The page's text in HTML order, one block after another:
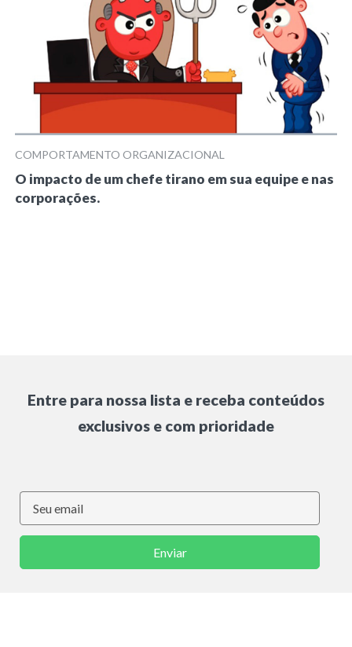
COMPORTAMENTO ORGANIZACIONAL
O impacto de um chefe tirano em sua equipe e nas
corporações.
Entre para nossa lista e receba conteúdos
exclusivos e com prioridade
Enviar